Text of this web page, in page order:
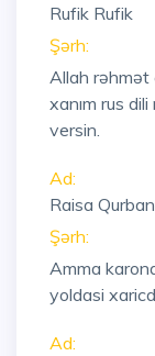
Rufik Rufik
Şərh:
Allah rəhmət
xanım rus
versin.
Ad:
Raisa
Şərh:
Amma
yoldasi
Ad: